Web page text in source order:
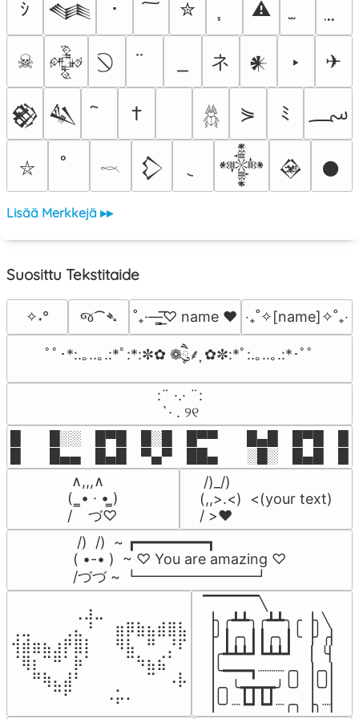
ｼ 𒈝 ･ ✮ ⚠
☠ 𒅒 ネ 𒀭 ‣ ✈
𒆙 𒈑 † 𓆣 ⋟ ﾐ ؄
⛥ 𓎖 𒁷 𒀱 𒊲 𒊹
Lisää Merkkejä ▸▸
Suosittu Tekstitaide
✧˖° જ⁀➴ ˚₊·—̳͟͞͞♡ name ♥️ ‎‧₊˚✧[name]✧˚₊‧
ﾟﾟ･*:.｡..｡.:*ﾟ:*:✼✿ ❁ཻུ۪۪⸙͎ ✿✼:*ﾟ:.｡..｡.:*･ﾟﾟ
⠀:¨ ·.· ¨:⠀
⠀ `· . ୨୧⠀
█  █░░ █▀█ █░█ █▀▀  █▄█ █▀█
█  █▄▄ █▄█ ▀▄▀ ██▄  ░█░ █▄█
∧,,,∧
(  ̳• · • ̳)
/    づ♡
/)_/)
(,,>.<)  <(your text)
/ >❤️
/)  /)  ~ ┏━━━━━━━━┓
( •-• )  ~ ♡ You are amazing ♡
/づづ ~ ┗━━━━━━━━┛
⠀⠀⠀⠀⠀⠀⢀⣰⣀⠀⠀⠀⠀⠀⠀⠀⠀
⢀⣀⠀⠀⠀⢀⣄⠘⠀⠀⣶⡿⣷⣦⣾⣿⣧
⢺⣾⣶⣦⣰⡟⣿⡇⠀⠀⠻⣧⠀⠛⠀⡘⠏
⠈⢿⡆⠉⠛⠁⡷⠁⠀⠀⠀⠉⠳⣦⣮⠁⠀
⠀⠀⠛⢷⣄⣼⠃⠀⠀⠀⠀⠀⠀⠉⠀⠠⡧
⠀⠀⠀⠀⠉⠋⠀⠀⠀⠠⡥⠄⠀⠀⠀⠀⠀
▔▔▔▔▔╲
▕╮╭┻┻╮╭┻┻╮╭▕╮╲
▕╯┃╭╮┃┃╭╮┃╰▕╯╭▏
▕╭┻┻┻┛┗┻┻┛  ▕  ╰▏
▕╰━━━┓┈┈┈╭╮▕╭╮▏
▕╭╮╰┳┳┳┳╯╰╯▕╰╯▏
▕╰╯┈┗┛┗┛┈╭╮▕╮┈▏